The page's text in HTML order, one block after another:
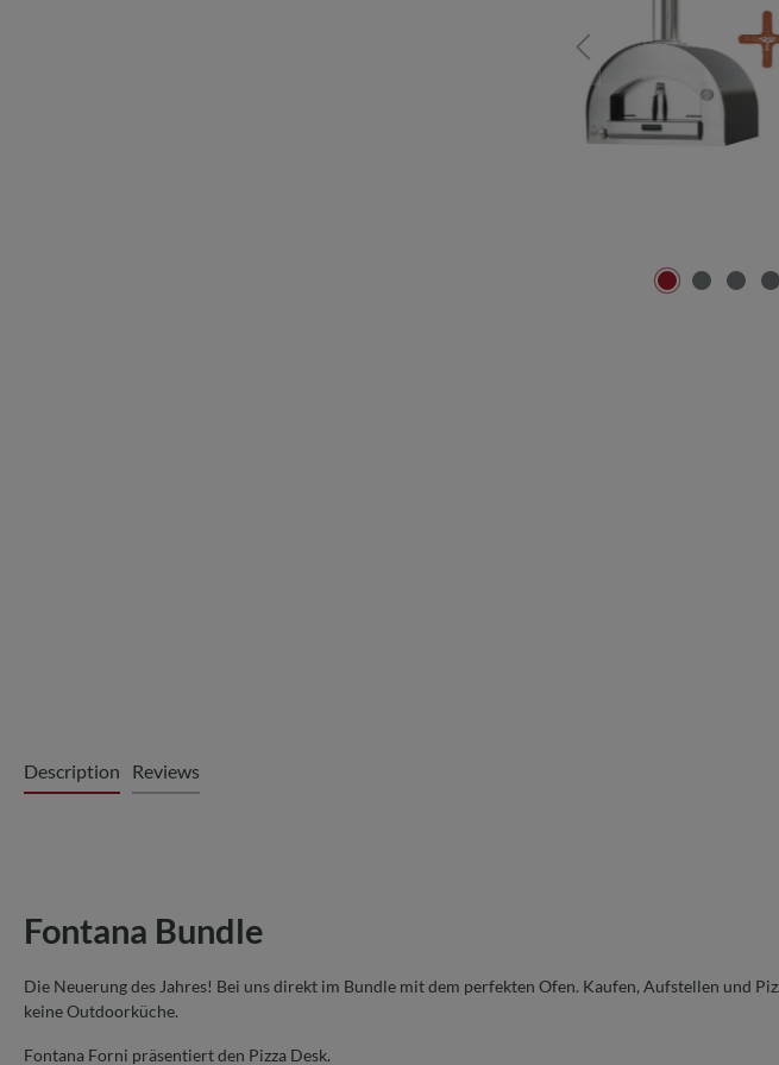
Description Reviews
Fontana Bundle
Die Neuerung des Jahres! Bei uns direkt im Bundle mit dem perfekten Ofen. Kaufen, Aufstellen und
keine Outdoorküche.
Fontana Forni präsentiert den Pizza Desk.